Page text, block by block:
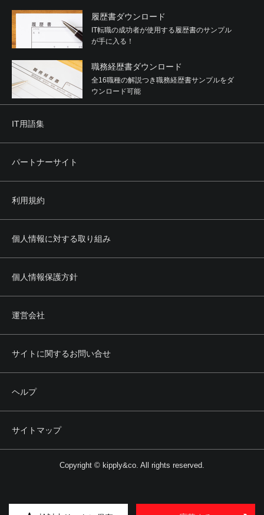
履歴書ダウンロード
IT転職の成功者が使用する履歴書のサンプル
が手に入る！
職務経歴書ダウンロード
全16職種の解説つき職務経歴書サンプルをダ
ウンロード可能
IT用語集
パートナーサイト
利用規約
個人情報に対する取り組み
個人情報保護方針
運営会社
サイトに関するお問い合せ
ヘルプ
サイトマップ
Copyright © kipply&co. All rights reserved.